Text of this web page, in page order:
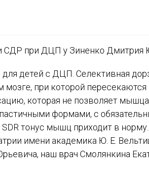
детей с ДЦП. Селективная
мозге, при которой пересекаются
которая не позволяет
формами, с
тонус мышц приходит в
имени академика Ю. Е.
наш врач Смолянкина